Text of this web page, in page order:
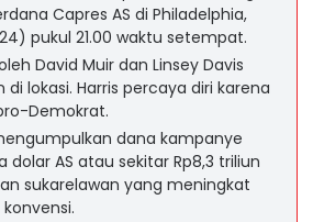
Capres AS di Philadelphia,
pukul 21.00 waktu setempat.
David Muir dan Linsey Davis
lokasi. Harris percaya diri karena
Demokrat.
dana kampanye
dolar AS atau sekitar Rp8,3 triliun
sukarelawan yang meningkat